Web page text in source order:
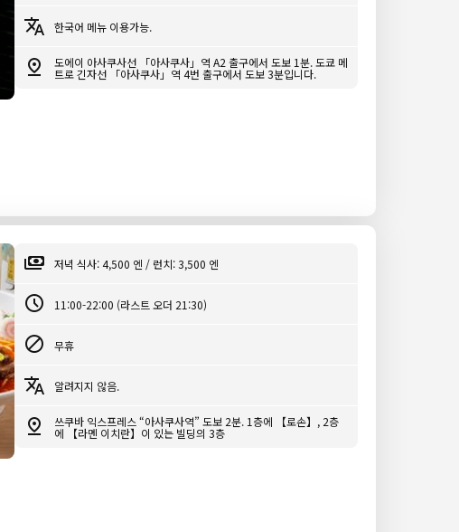
한국어 메뉴 이용가능.
도에이 아사쿠사선 「아사쿠사」역 A2 출구에서 도보 1분. 도쿄 메
트로 긴자선 「아사쿠사」역 4번 출구에서 도보 3분입니다.
저녁 식사: 4,500 엔 / 런치: 3,500 엔
11:00-22:00 (라스트 오더 21:30)
무휴
알려지지 않음.
쓰쿠바 익스프레스 “아사쿠사역” 도보 2분. 1층에 【로손】, 2층
에 【라멘 이치란】이 있는 빌딩의 3층